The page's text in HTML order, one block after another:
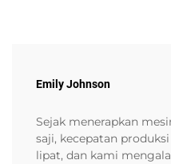
Emily Johnson
Sejak menerapkan
saji, kecepatan
lipat, dan kami